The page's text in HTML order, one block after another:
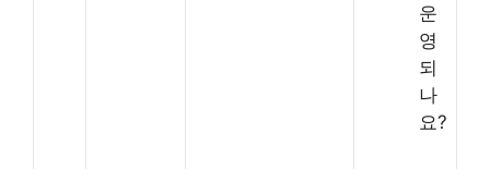
운
영
되
나
요?